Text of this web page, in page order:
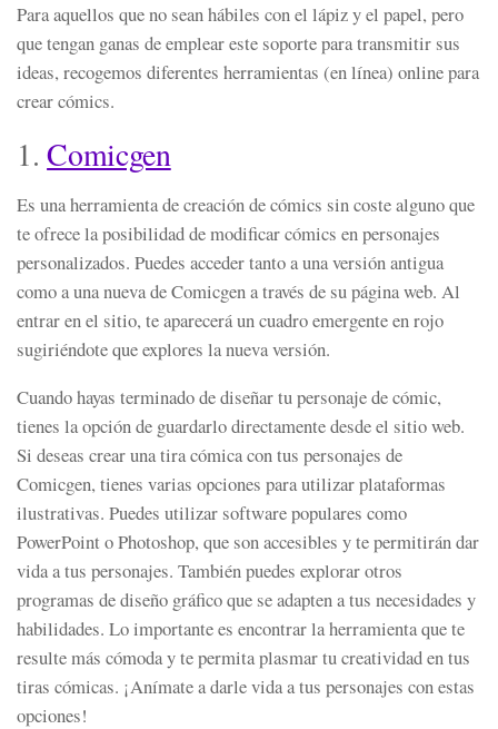
Para aquellos que no sean hábiles con el lápiz y el papel, pero
que tengan ganas de emplear este soporte para transmitir sus
ideas, recogemos diferentes herramientas (en línea) online para
crear cómics.
1.Comicgen
Es una herramienta de creación de cómics sin coste alguno que
te ofrece la posibilidad de modificar cómics en personajes
personalizados. Puedes acceder tanto a una versión antigua
como a una nueva de Comicgen a través de su página web. Al
entrar en el sitio, te aparecerá un cuadro emergente en rojo
sugiriéndote que explores la nueva versión.
Cuando hayas terminado de diseñar tu personaje de cómic,
tienes la opción de guardarlo directamente desde el sitio web.
Si deseas crear una tira cómica con tus personajes de
Comicgen, tienes varias opciones para utilizar plataformas
ilustrativas. Puedes utilizar software populares como
PowerPoint o Photoshop, que son accesibles y te permitirán dar
vida a tus personajes. También puedes explorar otros
programas de diseño gráfico que se adapten a tus necesidades y
habilidades. Lo importante es encontrar la herramienta que te
resulte más cómoda y te permita plasmar tu creatividad en tus
tiras cómicas. ¡Anímate a darle vida a tus personajes con estas
opciones!